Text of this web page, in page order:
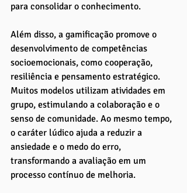
para consolidar o conhecimento.
Além disso, a gamificação promove o
desenvolvimento de competências
socioemocionais, como cooperação,
resiliência e pensamento estratégico.
Muitos modelos utilizam atividades em
grupo, estimulando a colaboração e o
senso de comunidade. Ao mesmo tempo,
o caráter lúdico ajuda a reduzir a
ansiedade e o medo do erro,
transformando a avaliação em um
processo contínuo de melhoria.